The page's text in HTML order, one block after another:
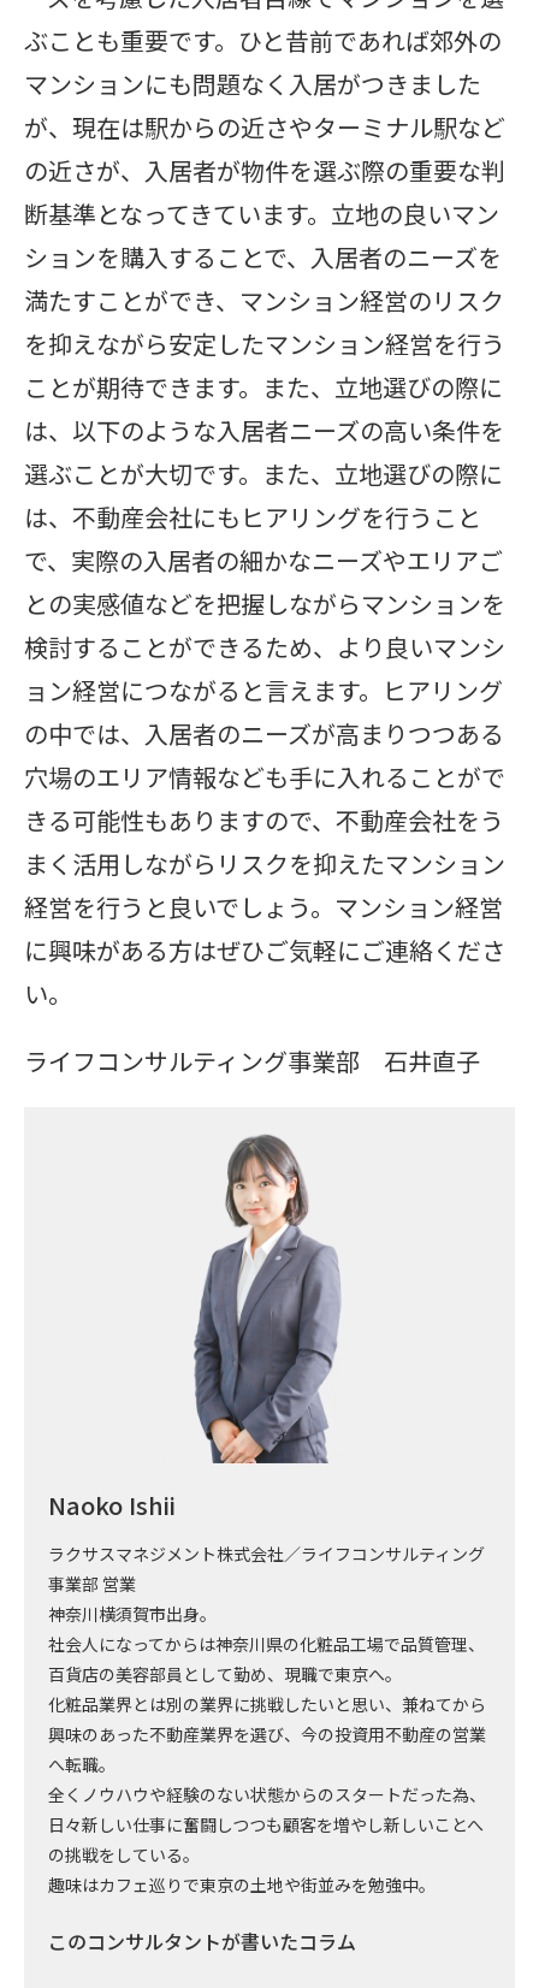
ぶことも重要です。ひと昔前であれば郊外の
マンションにも問題なく入居がつきました
が、現在は駅からの近さやターミナル駅など
の近さが、入居者が物件を選ぶ際の重要な判
断基準となってきています。立地の良いマン
ションを購入することで、入居者のニーズを
満たすことができ、マンション経営のリスク
を抑えながら安定したマンション経営を行う
ことが期待できます。また、立地選びの際に
は、以下のような入居者ニーズの高い条件を
選ぶことが大切です。また、立地選びの際に
は、不動産会社にもヒアリングを行うこと
で、実際の入居者の細かなニーズやエリアご
との実感値などを把握しながらマンションを
検討することができるため、より良いマンシ
ョン経営につながると言えます。ヒアリング
の中では、入居者のニーズが高まりつつある
穴場のエリア情報なども手に入れることがで
きる可能性もありますので、不動産会社をう
まく活用しながらリスクを抑えたマンション
経営を行うと良いでしょう。マンション経営
に興味がある方はぜひご気軽にご連絡くださ
い。
ライフコンサルティング事業部 石井直子
Naoko Ishii
ラクサスマネジメント株式会社／ライフコンサルティング
事業部 営業
神奈川横須賀市出身。
社会人になってからは神奈川県の化粧品工場で品質管理、
百貨店の美容部員として勤め、現職で東京へ。
化粧品業界とは別の業界に挑戦したいと思い、兼ねてから
興味のあった不動産業界を選び、今の投資用不動産の営業
へ転職。
全くノウハウや経験のない状態からのスタートだった為、
日々新しい仕事に奮闘しつつも顧客を増やし新しいことへ
の挑戦をしている。
趣味はカフェ巡りで東京の土地や街並みを勉強中。
このコンサルタントが書いたコラム